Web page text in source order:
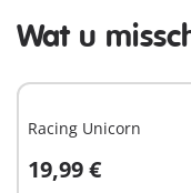
Wat u
Racing Unicorn
19,99 €
In winkelwagen